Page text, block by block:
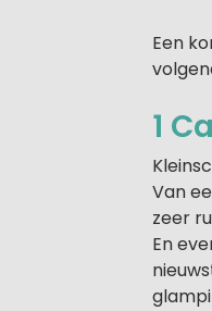
Een
1
Van
zeer
En